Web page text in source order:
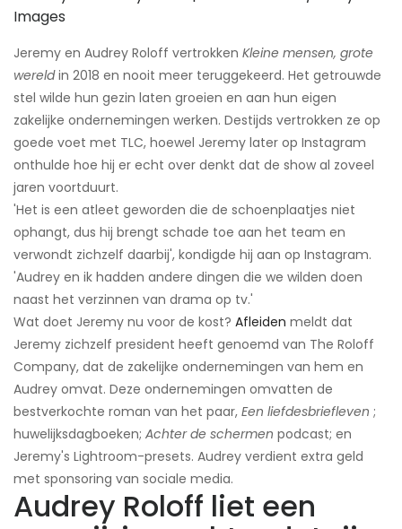
Images
Jeremy en Audrey Roloff vertrokken Kleine mensen, grote
wereldin 2018 en nooit meer teruggekeerd. Het getrouwde
stel wilde hun gezin laten groeien en aan hun eigen
zakelijke ondernemingen werken. Destijds vertrokken ze op
goede voet met TLC, hoewel Jeremy later op Instagram
onthulde hoe hij er echt over denkt dat de show al zoveel
jaren voortduurt.
'Het is een atleet geworden die de schoenplaatjes niet
ophangt, dus hij brengt schade toe aan het team en
verwondt zichzelf daarbij', kondigde hij aan op Instagram.
'Audrey en ik hadden andere dingen die we wilden doen
naast het verzinnen van drama op tv.'
Wat doet Jeremy nu voor de kost? Afleiden meldt dat
Jeremy zichzelf president heeft genoemd van The Roloff
Company, dat de zakelijke ondernemingen van hem en
Audrey omvat. Deze ondernemingen omvatten de
bestverkochte roman van het paar, Een liefdesbriefleven ;
huwelijksdagboeken; Achter de schermen podcast; en
Jeremy's Lightroom-presets. Audrey verdient extra geld
met sponsoring van sociale media.
Audrey Roloff liet een